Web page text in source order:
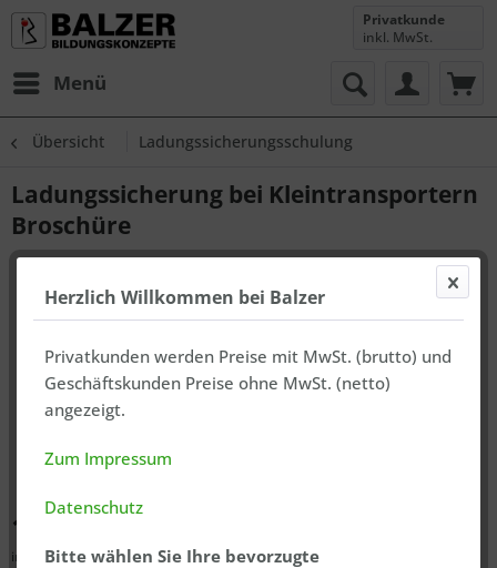
Menü
Privatkunde
inkl. MwSt.
Übersicht Ladungssicherungsschulung
Ladungssicherung bei Kleintransportern
Broschüre
19,99 € *
inkl. MwSt., zzgl. ausgewiesener Versandkosten
Herzlich Willkommen bei Balzer
Privatkunden werden Preise mit MwSt. (brutto) und
Geschäftskunden Preise ohne MwSt. (netto)
angezeigt.
Zum Impressum
Datenschutz
Bitte wählen Sie Ihre bevorzugte